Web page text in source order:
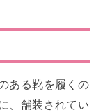
ある靴を履くの
、舗装されてい